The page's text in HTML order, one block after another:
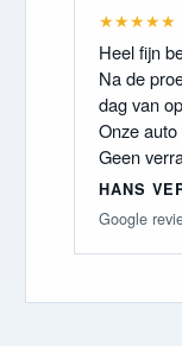
★★★★★
Heel fijn
Na de
dag van
Onze
Geen
HANS
Google